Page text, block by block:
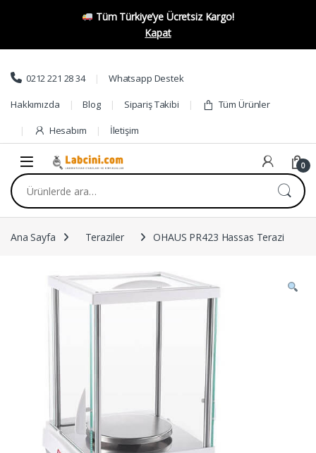
Tüm Türkiye’ye Ücretsiz Kargo!
Kapat
Skip to navigation
Skip to content
0212 221 28 34 Whatsapp Destek
Hakkımızda Blog Sipariş Takibi Tüm Ürünler
Hesabım İletişim
0
Ara:
Ana Sayfa Teraziler OHAUS PR423 Hassas Terazi